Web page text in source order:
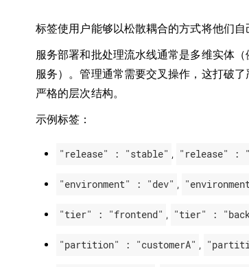
标签使用户能够以松散耦合的方式将他们
服务部署和批处理流水线通常是多维实体
服务）。管理通常需要交叉操作，这打破
严格的层次结构。
示例标签：
"release" : "stable" , "release" :
"environment" : "dev" ,
"tier" : "frontend" , "tier" :
"partition" : "customerA" ,